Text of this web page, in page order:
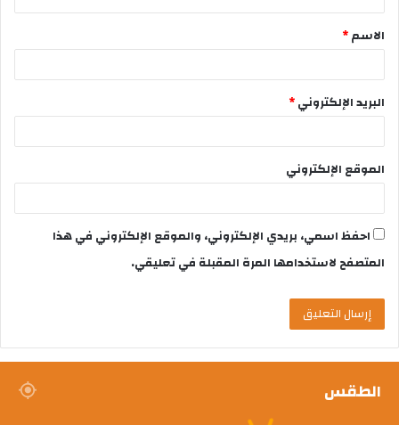
الاسم*
البريد الإلكتروني*
الموقع الإلكتروني
احفظ اسمي، بريدي الإلكتروني، والموقع الإلكتروني في هذا
المتصفح لاستخدامها المرة المقبلة في تعليقي.
الطقس